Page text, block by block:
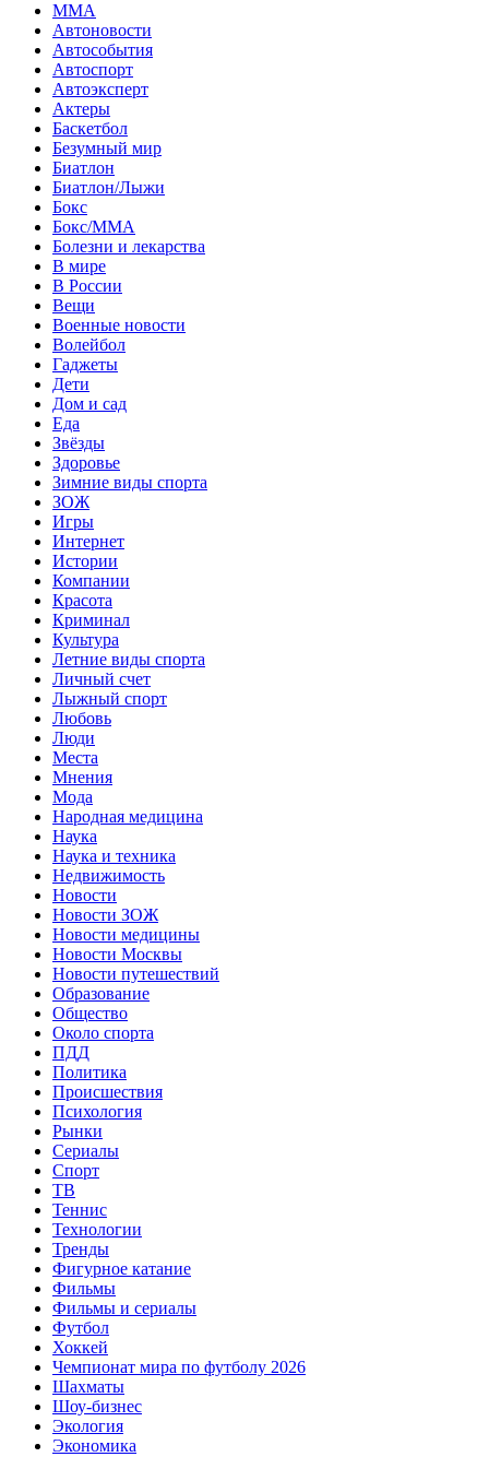
MMA
Автоновости
Автособытия
Автоспорт
Автоэксперт
Актеры
Баскетбол
Безумный мир
Биатлон
Биатлон/Лыжи
Бокс
Бокс/MMA
Болезни и лекарства
В мире
В России
Вещи
Военные новости
Волейбол
Гаджеты
Дети
Дом и сад
Еда
Звёзды
Здоровье
Зимние виды спорта
ЗОЖ
Игры
Интернет
Истории
Компании
Красота
Криминал
Культура
Летние виды спорта
Личный счет
Лыжный спорт
Любовь
Люди
Места
Мнения
Мода
Народная медицина
Наука
Наука и техника
Недвижимость
Новости
Новости ЗОЖ
Новости медицины
Новости Москвы
Новости путешествий
Образование
Общество
Около спорта
ПДД
Политика
Происшествия
Психология
Рынки
Сериалы
Спорт
ТВ
Теннис
Технологии
Тренды
Фигурное катание
Фильмы
Фильмы и сериалы
Футбол
Хоккей
Чемпионат мира по футболу 2026
Шахматы
Шоу-бизнес
Экология
Экономика